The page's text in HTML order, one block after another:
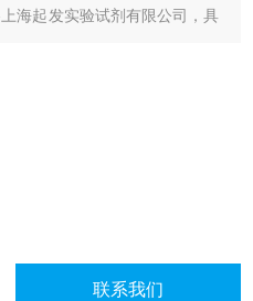
海起发实验试剂有限公司，具
联系我们